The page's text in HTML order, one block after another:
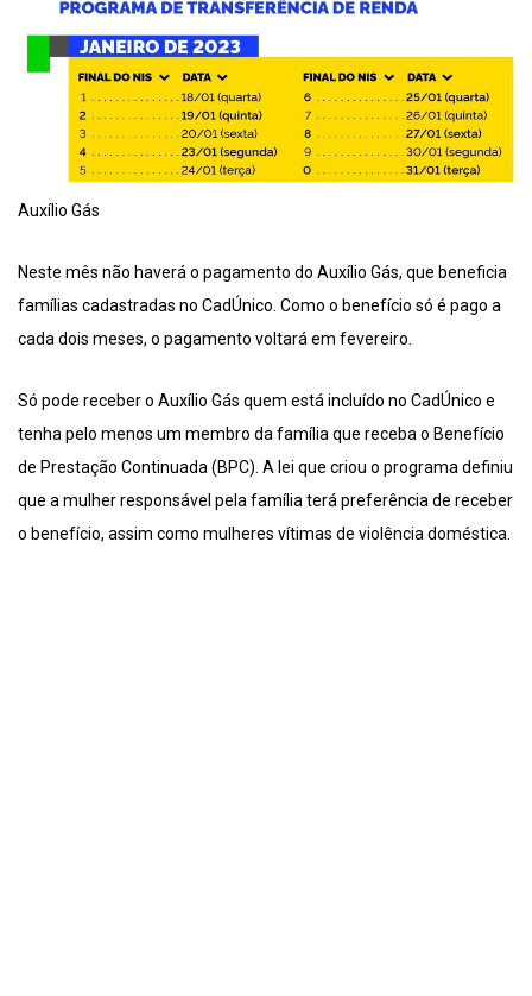
Auxílio Gás
Neste mês não haverá o pagamento do Auxílio Gás, que beneficia
famílias cadastradas no CadÚnico. Como o benefício só é pago a
cada dois meses, o pagamento voltará em fevereiro.
Só pode receber o Auxílio Gás quem está incluído no CadÚnico e
tenha pelo menos um membro da família que receba o Benefício
de Prestação Continuada (BPC). A lei que criou o programa definiu
que a mulher responsável pela família terá preferência de receber
o benefício, assim como mulheres vítimas de violência doméstica.